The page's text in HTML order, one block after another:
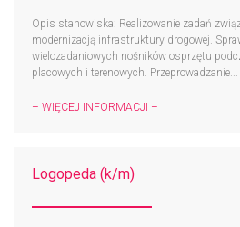
Opis stanowiska: Realizowanie zadań
modernizacją infrastruktury drogowej.
wielozadaniowych nośników osprzętu
placowych i terenowych. Przeprowadzanie...
– WIĘCEJ INFORMACJI –
Logopeda (k/m)